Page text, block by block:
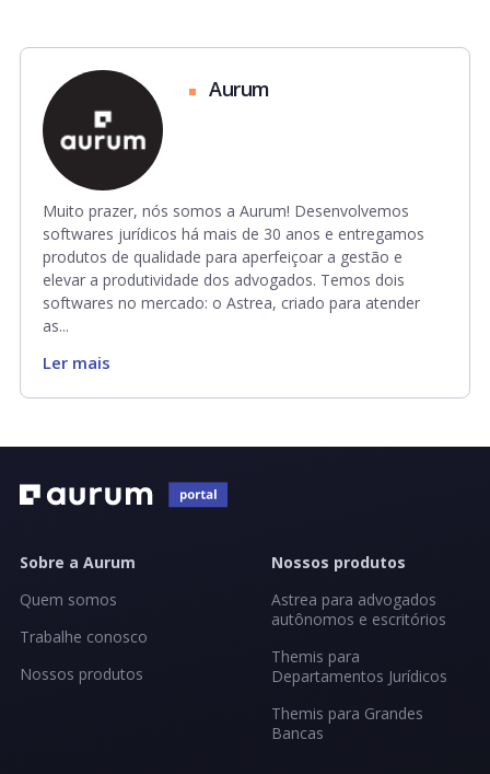
Aurum
Muito prazer, nós somos a Aurum! Desenvolvemos
softwares jurídicos há mais de 30 anos e entregamos
produtos de qualidade para aperfeiçoar a gestão e
elevar a produtividade dos advogados. Temos dois
softwares no mercado: o Astrea, criado para atender
as...
Ler mais
Sobre a Aurum
Quem somos
Trabalhe conosco
Nossos produtos
Nossos produtos
Astrea para advogados
autônomos e escritórios
Themis para
Departamentos Jurídicos
Themis para Grandes
Bancas